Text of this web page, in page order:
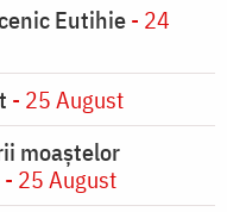
Eutihie- 24
- 25 August
moaştelor
- 25 August